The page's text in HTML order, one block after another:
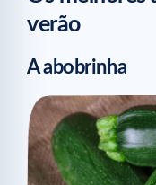
verão
A abobrinha